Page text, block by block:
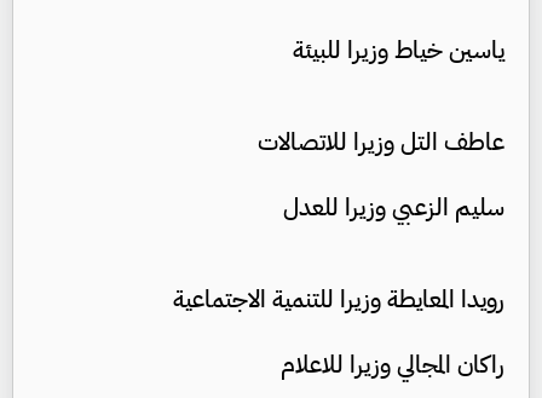
ياسين خياط وزيرا للبيئة
عاطف التل وزيرا للاتصالات
سليم الزعبي وزيرا للعدل
رويدا المعايطة وزيرا للتنمية الاجتماعية
راكان المجالي وزيرا للاعلام